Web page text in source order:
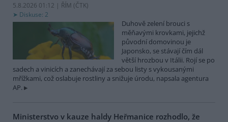
5.8.2026 01:12 | ŘÍM (ČTK)
Diskuse: 2
Duhově zelení brouci s
měňavými krovkami, jejichž
původní domovinou je
Japonsko, se stávají čím dál
větší hrozbou v Itálii. Rojí se po
sadech a vinicích a zanechávají za sebou listy s vykousanými
mřížkami, což oslabuje rostliny a snižuje úrodu, napsala agentura
AP.
Ministerstvo v kauze haldy Heřmanice rozhodlo, že